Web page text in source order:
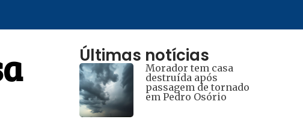
Últimas notícias
Morador tem casa
destruída após
passagem de tornado
em Pedro Osório